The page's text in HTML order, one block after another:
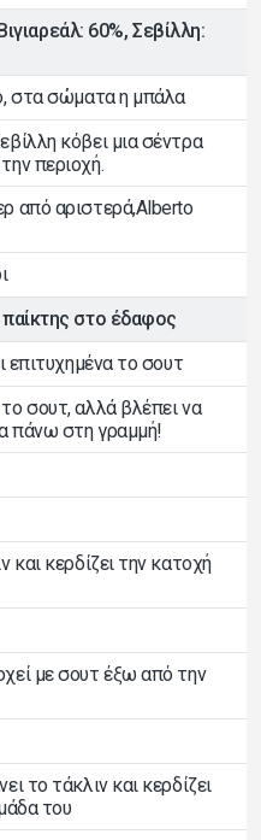
60%, Σεβίλλη:
στα σώματα η μπάλα
κόβει μια σέντρα
περιοχή.
από αριστερά,Alberto
παίκτης στο έδαφος
επιτυχημένα το σουτ
σουτ, αλλά βλέπει να
πάνω στη γραμμή!
και κερδίζει την κατοχή
με σουτ έξω από την
το τάκλιν και κερδίζει
του